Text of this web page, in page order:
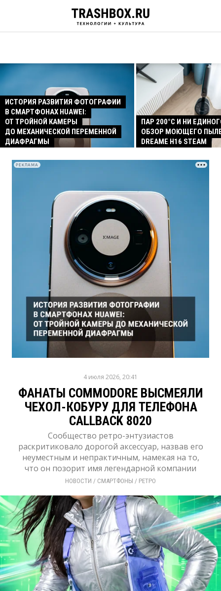
ИСТОРИЯ РАЗВИТИЯ ФОТОГРАФИИ
В СМАРТФОНАХ HUAWEI:
ОТ ТРОЙНОЙ КАМЕРЫ
ДО МЕХАНИЧЕСКОЙ ПЕРЕМЕННОЙ
ДИАФРАГМЫ
ПАР 200°C И НИ
ОБЗОР МОЮЩЕГО
DREAME H16 STEAM
РЕКЛАМА
4 июля 2026, 20:41
ФАНАТЫ COMMODORE ВЫСМЕЯЛИ
ЧЕХОЛ-КОБУРУ ДЛЯ ТЕЛЕФОНА
CALLBACK 8020
Сообщество ретро-энтузиастов
раскритиковало дорогой аксессуар, назвав его
неуместным и непрактичным, намекая на то,
что он позорит имя легендарной компании
НОВОСТИ / СМАРТФОНЫ / РЕТРО